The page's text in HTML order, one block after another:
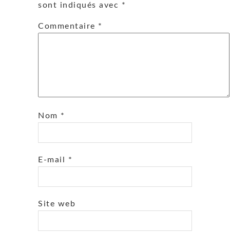
sont indiqués avec *
Commentaire *
Nom *
E-mail *
Site web